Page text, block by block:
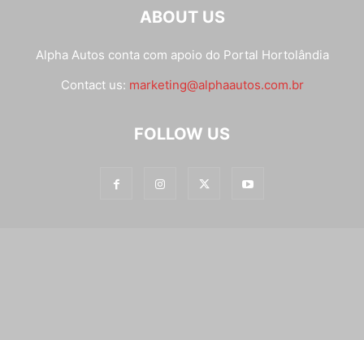
ABOUT US
Alpha Autos conta com apoio do Portal Hortolândia
Contact us: marketing@alphaautos.com.br
FOLLOW US